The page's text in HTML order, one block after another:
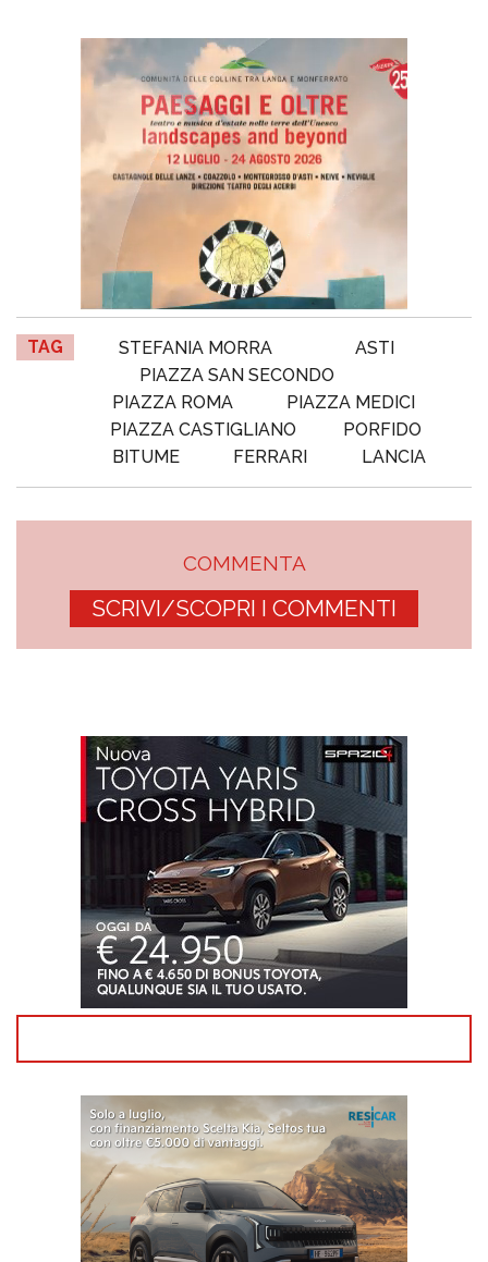
TAG STEFANIA MORRA
ASTI
PIAZZA SAN SECONDO
PIAZZA ROMA
PIAZZA MEDICI
PIAZZA CASTIGLIANO
PORFIDO
BITUME
FERRARI LANCIA
COMMENTA
SCRIVI/SCOPRI I COMMENTI